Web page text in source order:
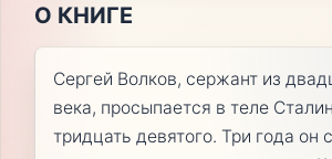
О КНИГЕ
Сергей Волков, сержант из
века, просыпается в теле
тридцать девятого. Три года он